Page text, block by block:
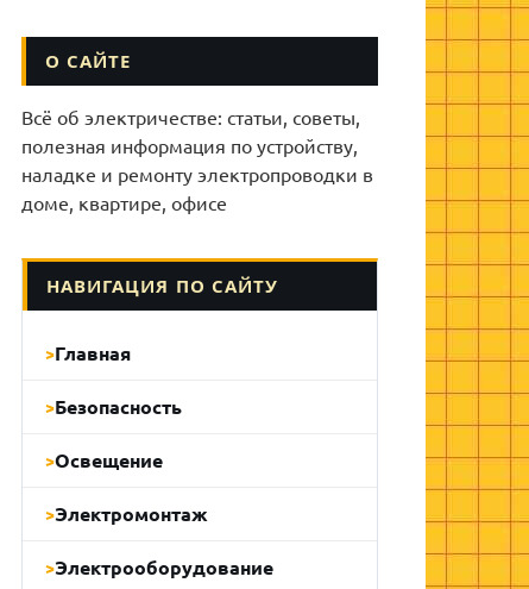
О САЙТЕ
Всё об электричестве: статьи, советы,
полезная информация по устройству,
наладке и ремонту электропроводки в
доме, квартире, офисе
НАВИГАЦИЯ ПО САЙТУ
Главная
Безопасность
Освещение
Электромонтаж
Электрооборудование